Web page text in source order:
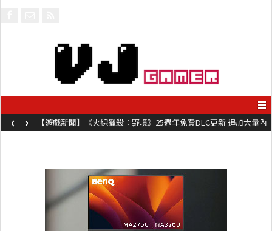
【遊戲新聞】《火線獵殺：野境》25週年免費DLC更新 追加大量內
容同時系舊作限時超平價折扣
‹ ›